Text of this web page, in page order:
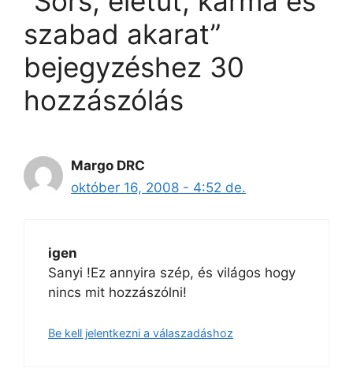
szabad akarat”
bejegyzéshez 30
hozzászólás
Margo DRC
október 16, 2008 - 4:52 de.
igen
Sanyi !Ez annyira szép, és világos hogy
nincs mit hozzászólni!
Be kell jelentkezni a válaszadáshoz